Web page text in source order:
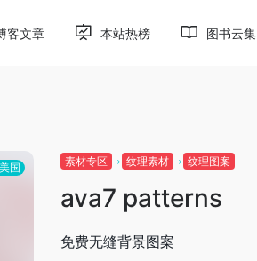
客文章 本站热榜 图书云集
美国 素材专区 纹理素材 纹理图案
ava7 patterns
免费无缝背景图案